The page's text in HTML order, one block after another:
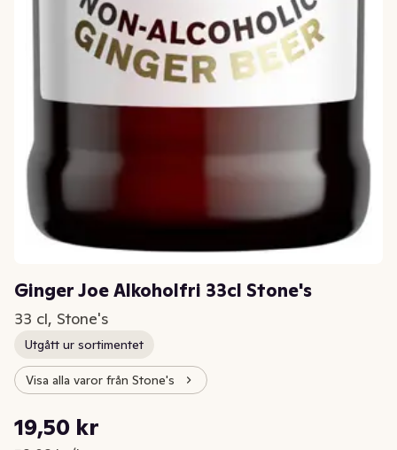
Ginger Joe Alkoholfri 33cl Stone's
33 cl, Stone's
Utgått ur sortimentet
Visa alla varor från Stone's
19,50 kr
Styckpris: 59,09 kr /l